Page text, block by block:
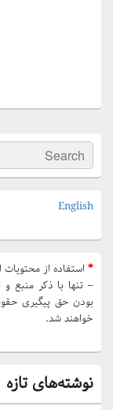
Primary
Sidebar
Widget
Area
Search
for:
English
* استفاده از
– تنها با ذکر منبع
بودن حق پیگیری
خواهند شد.
نوشته‌های تازه